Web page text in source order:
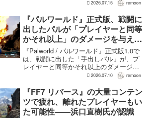
い」と何度も言...
2026.07.15 remoon
『パルワールド』正式版、戦闘に
出したパルが「プレイヤーと同等
かそれ以上」のダメージを与えら
れるように
『Palworld / パルワールド』正式版1.0で
は、戦闘に出した「手出しパル」が、プ
レイヤーと同等かそれ以上のダメージを
敵に与えられるようになった。ほぼすべ
挙動、クールダウン時間、使いやすさが
見直され...
2026.07.10 remoon
『FF7 リバース』の大量コンテン
ツで疲れ、離れたプレイヤーもい
た可能性――浜口直樹氏が認識